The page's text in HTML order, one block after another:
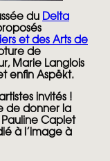
du Delta
et des Arts de
de
Marie Langlois
enfin Aspëkt.
invités !
de donner la
Caplet
à l’image à